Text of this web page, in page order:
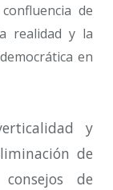
de
realidad y la
en
y
de
de